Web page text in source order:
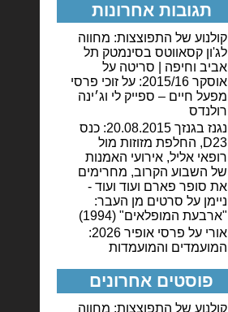
תגובות אחרונות
קולנוע של התפוצצות: מחווה
לג'ון קסאווטס בסינמטק תל
אביב וחיפה | סריטה על
אוסקר 2015/16: על זוכי פרסי
מפעל חיים – ספייק לי וג׳ינה
רולנדס
נגנז בגנזך 20.08.2015: כנס
D23, החלפת מזוזות מול
רופאי אליל, אירועי האמנות
של השבוע הקרוב, מחרימים
את סופר פארם ועוד ועוד -
ניימן על סרטים מן העבר:
"ארבעת המופלאים" (1994)
אורי על
פרסי אופיר 2026:
המועמדים והמועמדות
פוסטים אחרונים
קולנוע של התפוצצות: מחווה